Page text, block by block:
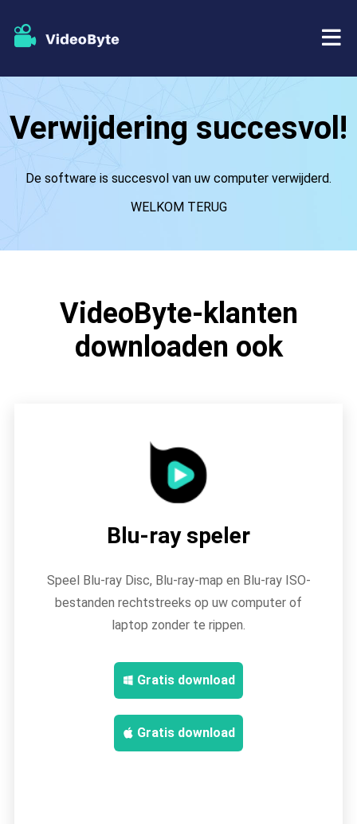
BD-DVD-ripper
DVD-kopie
Blu-ray-kopie
Bronnen
Verwijdering succesvol!
De software is succesvol van uw computer verwijderd.
WELKOM TERUG
VideoByte-klanten
downloaden ook
Blu-ray speler
Speel Blu-ray Disc, Blu-ray-map en Blu-ray ISO-
bestanden rechtstreeks op uw computer of
laptop zonder te rippen.
Gratis download
Gratis download